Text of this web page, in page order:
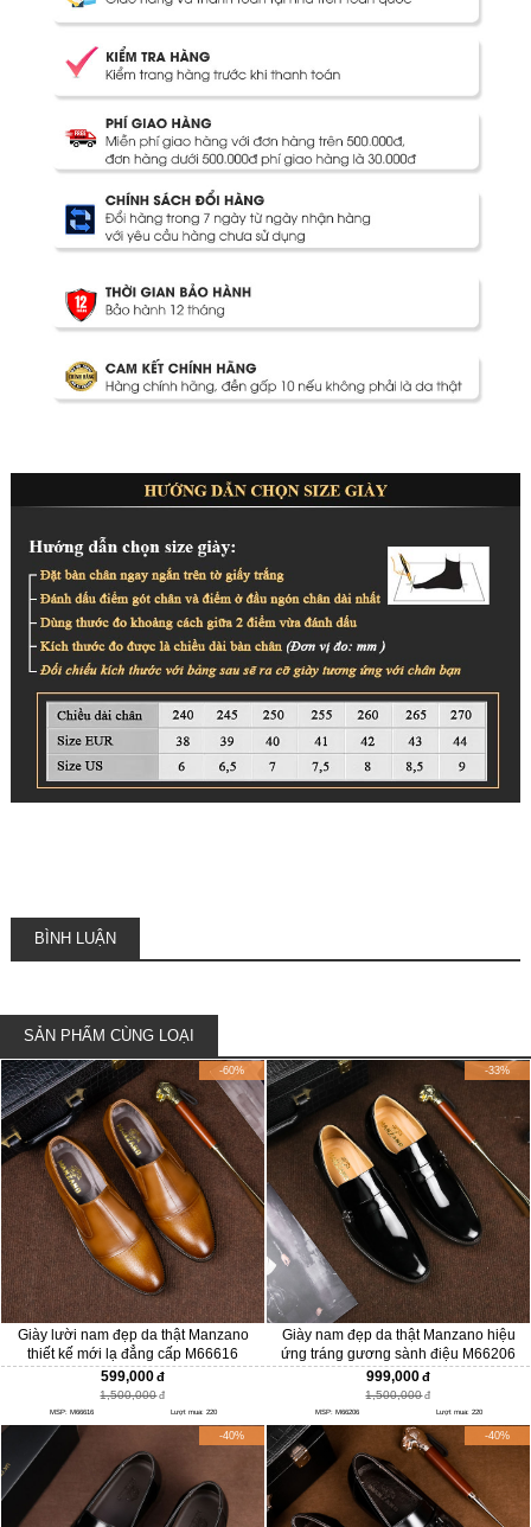
BÌNH LUẬN
SẢN PHẨM CÙNG LOẠI
-60%
Giày lười nam đẹp da thật Manzano
thiết kế mới lạ đẳng cấp M66616
599,000
1,500,000
MSP: M66616 Lượt mua: 220
-33%
Giày nam đẹp da thật Manzano hiệu
ứng tráng gương sành điệu M66206
999,000
1,500,000
MSP: M66206 Lượt mua: 220
-40% -40%